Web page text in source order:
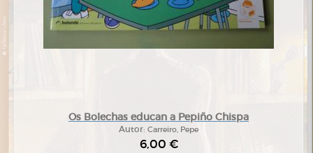
Os Bolechas educan a Pepiño Chispa
Autor: Carreiro, Pepe
6,00 €